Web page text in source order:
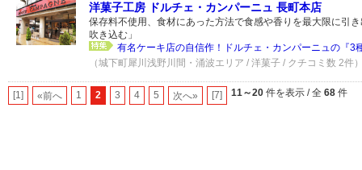
洋菓子工房 ドルチェ・カンパーニュ 長町本店
保存料不使用、食材にあった方法で食感や香りを最大限に引
吹き込む」
有名ケーキ店の自信作！ドルチェ・カンパーニュの『3
（城下町犀川浅野川間・涌波エリア / 洋菓子 / クチコミ数 2件
[1] «前へ 1 2 3 4 5 次へ» [7] 11～20 件を表示 / 全 68 件